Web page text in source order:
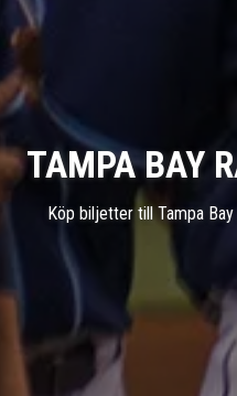
TAMPA BAY
Köp biljetter till Tampa